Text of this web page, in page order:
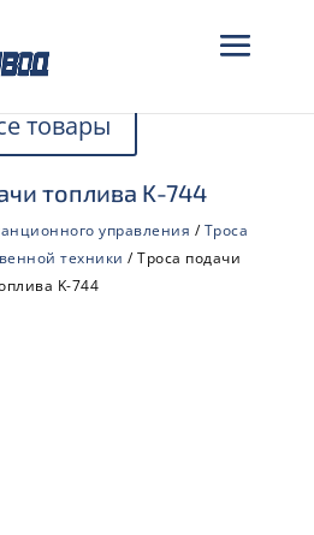
товары
топлива K-744
управления /Троса
техники / Троса подачи
K-744